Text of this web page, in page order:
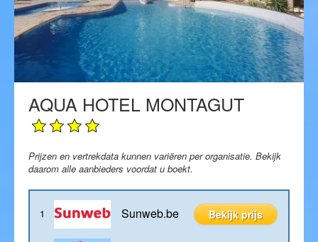
Soorten vakanties
Brochures
Blog
AQUA HOTEL MONTAGUT
Prijzen en vertrekdata kunnen variëren per organisatie. Bekijk
daarom alle aanbieders voordat u boekt.
1 Sunweb.be Bekijk prijs